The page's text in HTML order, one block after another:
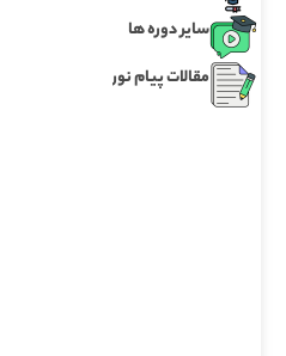
سایر دوره ها
مقالات پیام نور